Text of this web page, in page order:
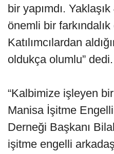
bir yapımdı.
önemli bir
Katılımcılardan
oldukça olumlu” dedi.
“Kalbimize işleyen
Manisa İşitme
Derneği Başkanı
işitme engelli